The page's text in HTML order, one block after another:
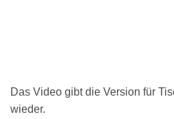
Das Video gibt die Version für
wieder.